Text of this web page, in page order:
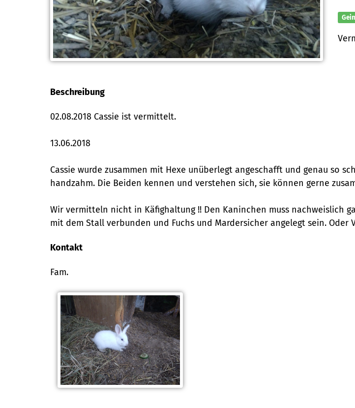
Beschreibung
02.08.2018 Cassie ist vermittelt.
13.06.2018
Cassie wurde zusammen mit Hexe unüberlegt angeschafft und genau so
handzahm. Die Beiden kennen und verstehen sich, sie können gerne
Wir vermitteln nicht in Käfighaltung !! Den Kaninchen muss nachweislich
mit dem Stall verbunden und Fuchs und Mardersicher angelegt sein.
Kontakt
Fam.